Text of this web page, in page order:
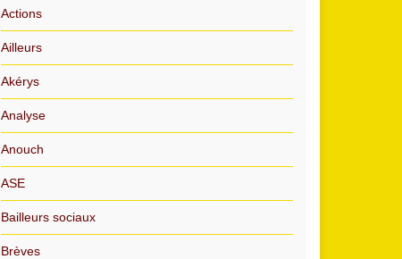
Actions
Ailleurs
Akérys
Analyse
Anouch
ASE
Bailleurs sociaux
Brèves